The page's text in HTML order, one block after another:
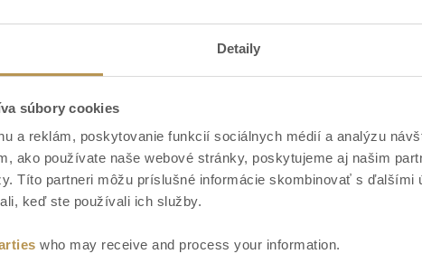
Detaily
súbory cookies
a reklám, poskytovanie funkcií sociálnych médií a analýzu
ako používate naše webové stránky, poskytujeme aj našim
Títo partneri môžu príslušné informácie skombinovať s ďalšími
keď ste používali ich služby.
who may receive and process your information.